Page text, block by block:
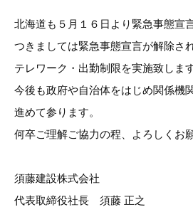
北海道も５月１６日より緊急事態宣
つきましては緊急事態宣言が解除さ
テレワーク・出勤制限を実施致します
今後も政府や自治体をはじめ関係機
進めて参ります。
何卒ご理解ご協力の程、よろしくお
須藤建設株式会社
代表取締役社長 須藤 正之